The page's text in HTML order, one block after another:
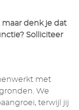
denk je dat
Solliciteer
met
We
terwijl jij